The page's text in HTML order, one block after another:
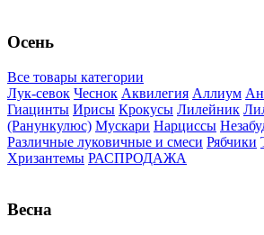
Осень
Все товары категории
Лук-севок Чеснок Аквилегия Аллиум
Гиацинты Ирисы Крокусы Лилейник
(Ранункулюс) Мускари Нарцисcы
Различные луковичные и смеси Рябчики
Хризантемы РАСПРОДАЖА
Весна